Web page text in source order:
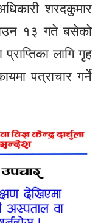
शरदकुमार
१३ गते बसेको
लागि गृह
पत्राचार गर्ने